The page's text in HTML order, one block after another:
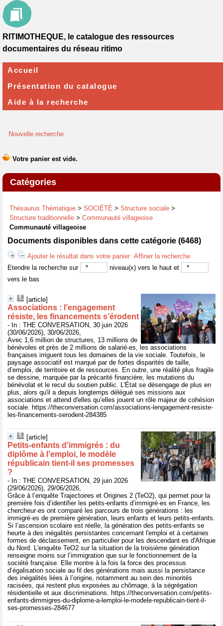
Nouvelle recherche
Catégories
Thésaurus Thématique > SOCIÉTÉ > Structure sociale >
Structure traditionnelle > Communauté villageoise
Communauté villageoise
Documents disponibles dans cette catégorie (6468)
Ajouter le résultat dans votre panier Affiner la recherche
Etendre la recherche sur
niveau(x) vers le haut et
vers le bas
[article]
Associations : l’engagement
résiste, les financements s’érodent
- In : THE CONVERSATION, 30 juin 2026
(30/06/2026), 30/06/2026,
Avec 1,6 million de structures, 13 millions de
bénévoles et près de 2 millions de salarié·es, les associations
françaises irriguent tous les domaines de la vie sociale. Toutefois, le
paysage associatif est marqué par de fortes disparités de taille,
d’emploi, de territoire et de ressources. En outre, une réalité plus fragile
se dessine, marquée par la précarité financière, les mutations du
bénévolat et le recul du soutien public. L'État se désengage de plus en
plus, alors qu'il a depuis longtemps délégué ses missions aux
associations et attend d'elles qu’elles jouent un rôle majeur de cohésion
sociale. https://theconversation.com/associations-lengagement-resiste-
les-financements-serodent-284385
[article]
Petits‑enfants d’immigrés : du
diplôme à l’emploi, le modèle
républicain tient‑il ses promesses
?
- In : THE CONVERSATION, 29 juin 2026
(29/06/2026), 29/06/2026,
Grâce à l’enquête Trajectoires et Origines 2 (TeO2), qui permet pour la
première fois d’identifier les petits-enfants d’immigré·es en France, les
chercheur·es ont comparé les parcours de trois générations : les
immigré·es de première génération, leurs enfants et leurs petits-enfants.
Si l’ascension scolaire est réelle, la génération des petits-enfants se
heurte à des inégalités persistantes concernant l'emploi et à certaines
formes de déclassement, en particulier pour les descendant·es d'Afrique
du Nord. L'enquête TeO2 sur la situation de la troisième génération
renseigne moins sur l’immigration que sur le fonctionnement de la
société française. Elle montre à la fois la force des processus
d’égalisation sociale au fil des générations mais aussi la persistance
des inégalités liées à l’origine, notamment au sein des minorités
racisées, qui restent plus exposées au chômage, à la ségrégation
résidentielle et aux discriminations. https://theconversation.com/petits-
enfants-dimmigres-du-diplome-a-lemploi-le-modele-republicain-tient-il-
ses-promesses-284677
RITIMOTHEQUE, le catalogue des ressources
documentaires du réseau ritimo
Accueil
Présentation du catalogue
Aide à la recherche